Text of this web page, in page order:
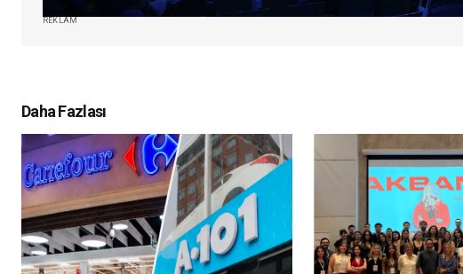
REKLAM
Daha Fazlası